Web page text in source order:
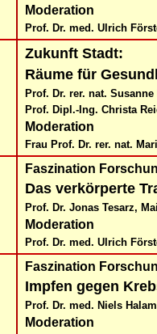
Moderation
Prof. Dr. med. Ulrich
Zukunft Stadt:
Räume für
Prof. Dr. rer. nat.
Prof. Dipl.-Ing. Christa
Moderation
Frau Prof. Dr. rer. nat.
Faszination
Das verkörperte
Prof. Dr. Jonas Tesarz,
Moderation
Prof. Dr. med. Ulrich
Faszination
Impfen gegen
Prof. Dr. med. Niels
Moderation